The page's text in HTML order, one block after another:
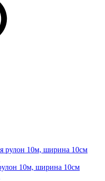
10м, ширина 10см